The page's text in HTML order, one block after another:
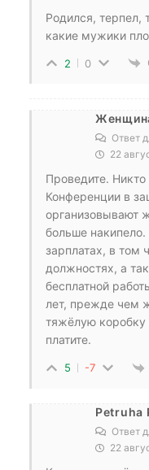
Родился, терпел,
какие мужики
2 0
Ответ
22
Проведите.
Конференции в
организовывают
больше
зарплатах, в том
должностях, а
бесплатной
лет, прежде чем
тяжёлую коробку
платите.
5 -7
Petruha
Ответ
22